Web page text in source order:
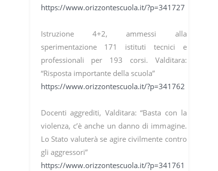
https://www.orizzontescuola.it/?p=341727
Istruzione 4+2, ammessi alla
sperimentazione 171 istituti tecnici e
professionali per 193 corsi. Valditara:
“Risposta importante della scuola”
https://www.orizzontescuola.it/?p=341762
Docenti aggrediti, Valditara: “Basta con la
violenza, c’è anche un danno di immagine.
Lo Stato valuterà se agire civilmente contro
gli aggressori”
https://www.orizzontescuola.it/?p=341761